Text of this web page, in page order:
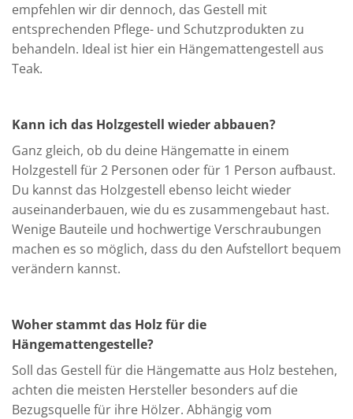
empfehlen wir dir dennoch, das Gestell mit
entsprechenden Pflege- und Schutzprodukten zu
behandeln. Ideal ist hier ein Hängemattengestell aus
Teak.
Kann ich das Holzgestell wieder abbauen?
Ganz gleich, ob du deine Hängematte in einem
Holzgestell für 2 Personen oder für 1 Person aufbaust.
Du kannst das Holzgestell ebenso leicht wieder
auseinanderbauen, wie du es zusammengebaut hast.
Wenige Bauteile und hochwertige Verschraubungen
machen es so möglich, dass du den Aufstellort bequem
verändern kannst.
Woher stammt das Holz für die
Hängemattengestelle?
Soll das Gestell für die Hängematte aus Holz bestehen,
achten die meisten Hersteller besonders auf die
Bezugsquelle für ihre Hölzer. Abhängig vom